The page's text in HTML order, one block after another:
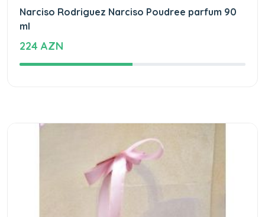
Narciso Rodriguez Narciso Poudree parfum 90
ml
224 AZN